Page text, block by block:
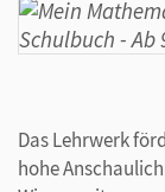
Das Lehrwerk
hohe